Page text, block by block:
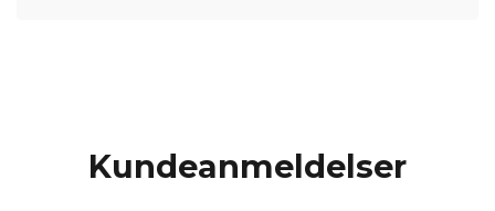
Kundeanmeldelser